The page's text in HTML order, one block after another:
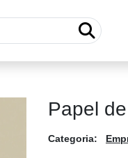
Papel
Categoria: